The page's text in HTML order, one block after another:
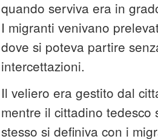
quando serviva era in
I migranti venivano
dove si poteva partire
intercettazioni.
Il veliero era gestito dal
mentre il cittadino tedesco
stesso si definiva con i